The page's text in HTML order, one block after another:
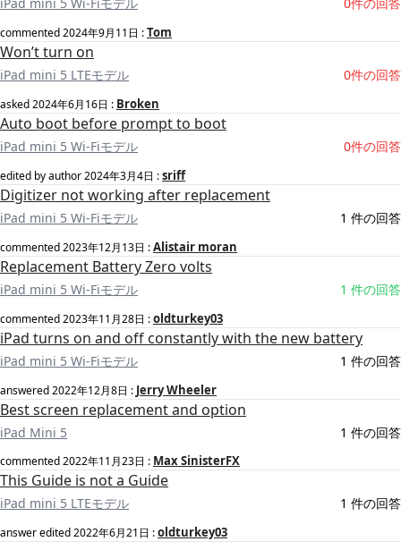
commented2024年9月11日 :Tom
Won’t turn on
iPad mini 5 LTEモデル 0件の回答
asked2024年6月16日 : Broken
Auto boot before prompt to boot
iPad mini 5 Wi-Fiモデル 0件の回答
edited by author2024年3月4日 :sriff
Digitizer not working after replacement
iPad mini 5 Wi-Fiモデル 1 件の回答
commented2023年12月13日 :Alistair moran
Replacement Battery Zero volts
iPad mini 5 Wi-Fiモデル 1 件の回答
commented2023年11月28日 :oldturkey03
iPad turns on and off constantly with the new battery
iPad mini 5 Wi-Fiモデル 1 件の回答
answered2022年12月8日 : Jerry Wheeler
Best screen replacement and option
iPad Mini 5 1 件の回答
commented2022年11月23日 : Max SinisterFX
This Guide is not a Guide
iPad mini 5 LTEモデル 1 件の回答
answer edited2022年6月21日 :oldturkey03